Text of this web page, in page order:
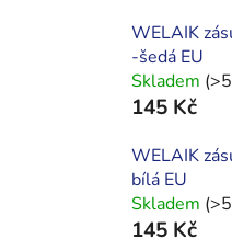
WELAIK
-šedá EU
Skladem
145 Kč
WELAIK
bílá EU
Skladem
145 Kč